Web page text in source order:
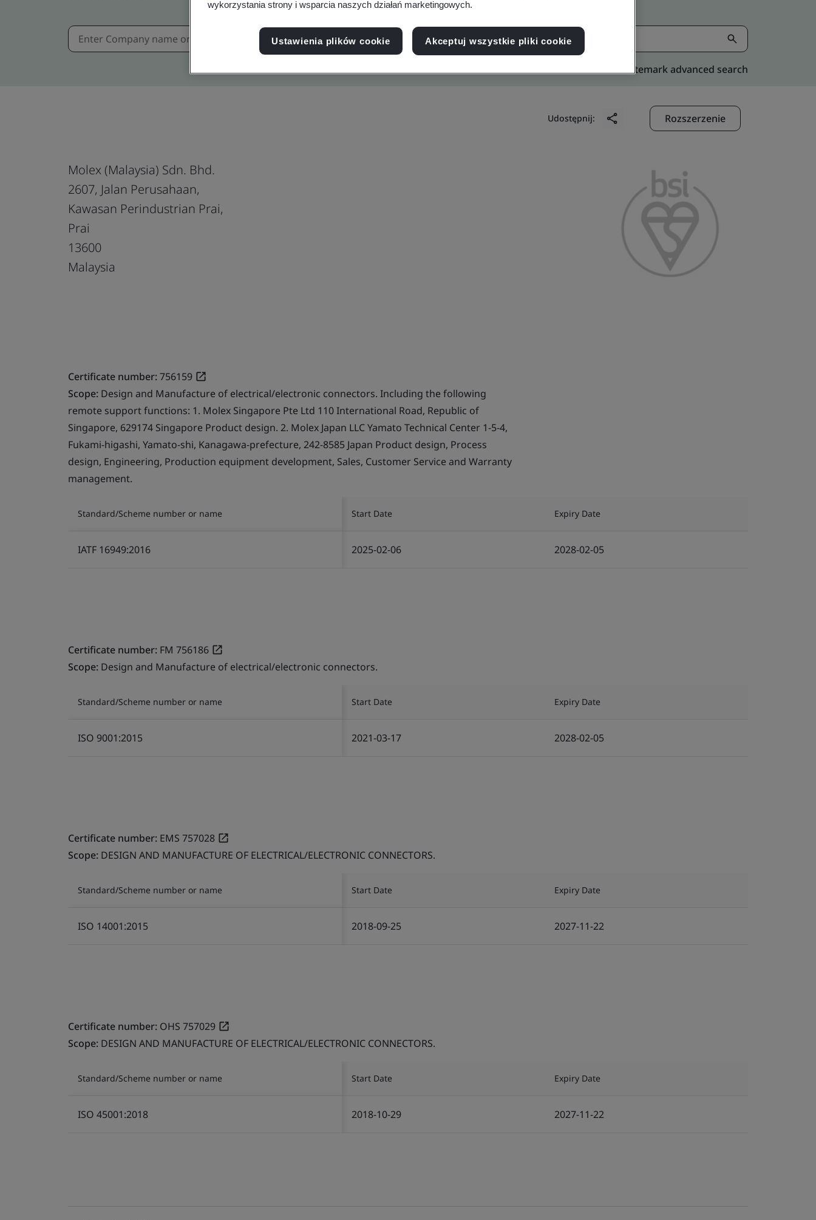
Kitemark advanced search
Udostępnij: Rozszerzenie
Molex (Malaysia) Sdn. Bhd.
2607, Jalan Perusahaan,
Kawasan Perindustrian Prai,
Prai
13600
Malaysia
Certificate number:756159
Scope: Design and Manufacture of electrical/electronic connectors. Including the following
remote support functions: 1. Molex Singapore Pte Ltd 110 International Road, Republic of
Singapore, 629174 Singapore Product design. 2. Molex Japan LLC Yamato Technical Center 1-5-4,
Fukami-higashi, Yamato-shi, Kanagawa-prefecture, 242-8585 Japan Product design, Process
design, Engineering, Production equipment development, Sales, Customer Service and Warranty
management.
Standard/Scheme number or name Start Date Expiry Date
IATF 16949:2016 2025-02-06 2028-02-05
Certificate number: FM 756186
Scope: Design and Manufacture of electrical/electronic connectors.
Standard/Scheme number or name Start Date Expiry Date
ISO 9001:2015 2021-03-17 2028-02-05
Certificate number: EMS 757028
Scope: DESIGN AND MANUFACTURE OF ELECTRICAL/ELECTRONIC CONNECTORS.
Standard/Scheme number or name Start Date Expiry Date
ISO 14001:2015 2018-09-25 2027-11-22
Certificate number: OHS 757029
Scope: DESIGN AND MANUFACTURE OF ELECTRICAL/ELECTRONIC CONNECTORS.
Standard/Scheme number or name Start Date Expiry Date
ISO 45001:2018 2018-10-29 2027-11-22
wykorzystania strony i wsparcia naszych działań marketingowych.
Ustawienia plików cookie Akceptuj wszystkie pliki cookie